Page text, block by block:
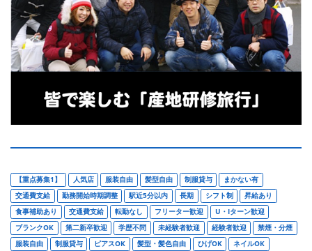
【重点募集1】 人気店 服装自由 髪型自由 制服貸与
まかない有
交通費支給
勤務開始時期調整 駅近5分以内 長期 シフト制
昇給あり
食事補助あり
交通費支給 転勤なし フリーター歓迎
U・Iターン歓迎
ブランクOK
第二新卒歓迎 学歴不問 未経験者歓迎 経験者歓迎
禁煙・分煙
服装自由
制服貸与 ピアスOK 髪型・髪色自由 ひげOK
ネイルOK